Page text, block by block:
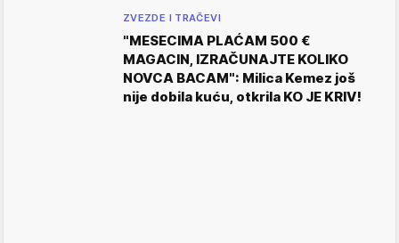
ZVEZDE I TRAČEVI
"MESECIMA PLAĆAM 500 €
MAGACIN, IZRAČUNAJTE KOLIKO
NOVCA BACAM": Milica Kemez još
nije dobila kuću, otkrila KO JE KRIV!